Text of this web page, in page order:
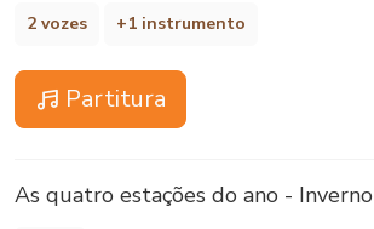
2 vozes +1 instrumento
Partitura
As quatro estações do ano - Inverno